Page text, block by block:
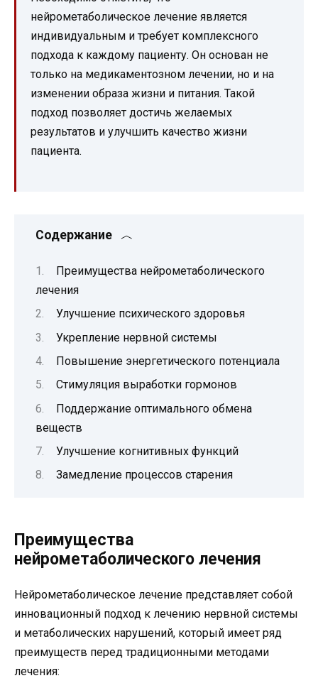
нейрометаболическое лечение является
индивидуальным и требует комплексного
подхода к каждому пациенту. Он основан не
только на медикаментозном лечении, но и на
изменении образа жизни и питания. Такой
подход позволяет достичь желаемых
результатов и улучшить качество жизни
пациента.
Содержание
Преимущества нейрометаболического
лечения
Улучшение психического здоровья
Укрепление нервной системы
Повышение энергетического потенциала
Стимуляция выработки гормонов
Поддержание оптимального обмена
веществ
Улучшение когнитивных функций
Замедление процессов старения
Преимущества
нейрометаболического лечения
Нейрометаболическое лечение представляет собой
инновационный подход к лечению нервной системы
и метаболических нарушений, который имеет ряд
преимуществ перед традиционными методами
лечения: